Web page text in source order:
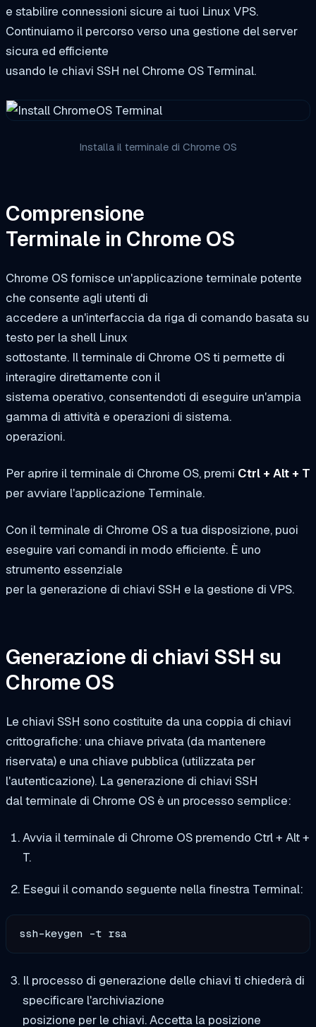
e stabilire connessioni sicure ai tuoi Linux VPS.
Continuiamo il percorso verso una gestione del server
sicura ed efficiente
usando le chiavi SSH nel Chrome OS Terminal.
Installa il terminale di Chrome OS
Comprensione
Terminale in Chrome OS
Chrome OS fornisce un'applicazione terminale potente
che consente agli utenti di
accedere a un'interfaccia da riga di comando basata su
testo per la shell Linux
sottostante. Il terminale di Chrome OS ti permette di
interagire direttamente con il
sistema operativo, consentendoti di eseguire un'ampia
gamma di attività e operazioni di sistema.
operazioni.
Per aprire il terminale di Chrome OS, premi Ctrl + Alt + T
per avviare l'applicazione Terminale.
Con il terminale di Chrome OS a tua disposizione, puoi
eseguire vari comandi in modo efficiente. È uno
strumento essenziale
per la generazione di chiavi SSH e la gestione di VPS.
Generazione di chiavi SSH su
Chrome OS
Le chiavi SSH sono costituite da una coppia di chiavi
crittografiche: una chiave privata (da mantenere
riservata) e una chiave pubblica (utilizzata per
l'autenticazione). La generazione di chiavi SSH
dal terminale di Chrome OS è un processo semplice:
Avvia il terminale di Chrome OS premendo Ctrl + Alt +
T.
Esegui il comando seguente nella finestra Terminal:
ssh-keygen -t rsa
Il processo di generazione delle chiavi ti chiederà di
specificare l'archiviazione
posizione per le chiavi. Accetta la posizione